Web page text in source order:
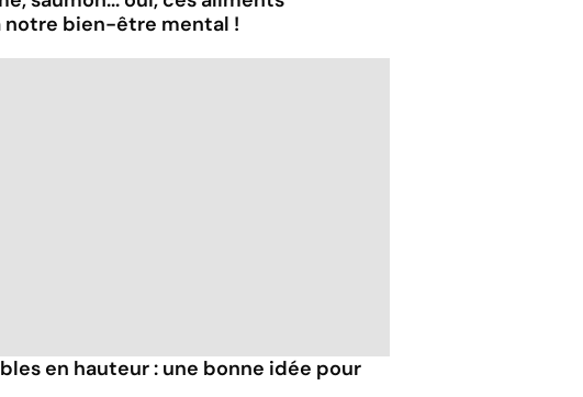
bien-être mental !
en hauteur : une bonne idée pour